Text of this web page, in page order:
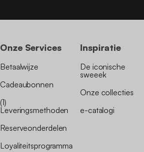
Onze Services
Betaalwijze
Cadeaubonnen
(1)
Leveringsmethoden
Reserveonderdelen
Loyaliteitsprogramma
Inspiratie
De iconische
sweeek
Onze collecties
e-catalogi